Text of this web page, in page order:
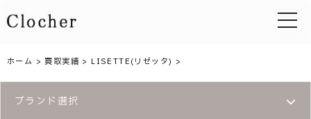
toggle
ホーム >買取実績 > LISETTE(リゼッタ) >
ブランド選択